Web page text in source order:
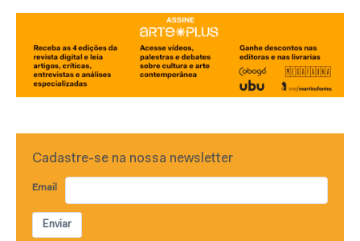
Cadastre-se na nossa newsletter
Email
Enviar